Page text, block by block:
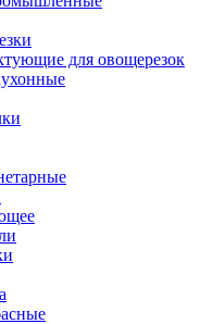
для овощерезок